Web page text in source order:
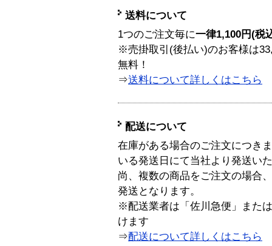
送料について
1つのご注文毎に一律1,100円(税
※売掛取引(後払い)のお客様は
無料！
⇒送料について詳しくはこちら
配送について
在庫がある場合のご注文につき
いる発送日にて当社より発送い
尚、複数の商品をご注文の場合
発送となります。
※配送業者は「佐川急便」また
けます
⇒配送について詳しくはこちら